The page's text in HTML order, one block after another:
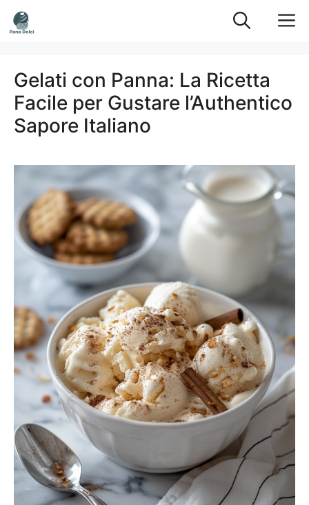
Vai
al
Gelati con Panna: La Ricetta
Facile per Gustare l’Authentico
Sapore Italiano